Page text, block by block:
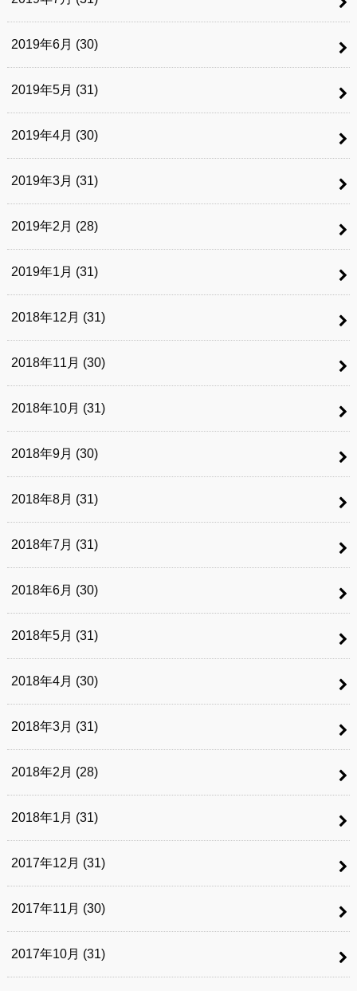
2019年6月 (30)
2019年5月 (31)
2019年4月 (30)
2019年3月 (31)
2019年2月 (28)
2019年1月 (31)
2018年12月 (31)
2018年11月 (30)
2018年10月 (31)
2018年9月 (30)
2018年8月 (31)
2018年7月 (31)
2018年6月 (30)
2018年5月 (31)
2018年4月 (30)
2018年3月 (31)
2018年2月 (28)
2018年1月 (31)
2017年12月 (31)
2017年11月 (30)
2017年10月 (31)